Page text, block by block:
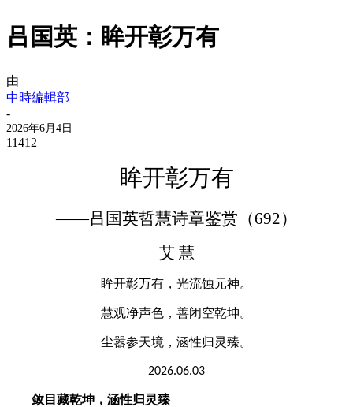
吕国英：眸开彰万有
由
中時編輯部
-
2026年6月4日
11412
眸开彰万有
——吕国英哲慧诗章鉴赏（692）
艾 慧
眸开彰万有，光流蚀元神。
慧观净声色，善闭空乾坤。
尘嚣参天境，涵性归灵臻。
2026.06.03
敛目藏乾坤，涵性归灵臻